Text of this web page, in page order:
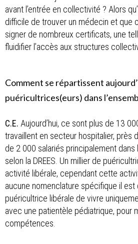
avant l’entrée en collectivité ? Alors
difficile de trouver un médecin et que
signer de nombreux certificats, une
fluidifier l’accès aux structures
Comment se répartissent
puéricultrices(eurs) dans
C.E. Aujourd’hui, ce sont plus de 13
travaillent en secteur hospitalier, près
de 2 000 salariés principalement dans
selon la DREES. Un millier de
activité libérale, cependant cette
aucune nomenclature spécifique il est
puéricultrice libérale de vivre
avec une patientèle pédiatrique, pour
compétences.